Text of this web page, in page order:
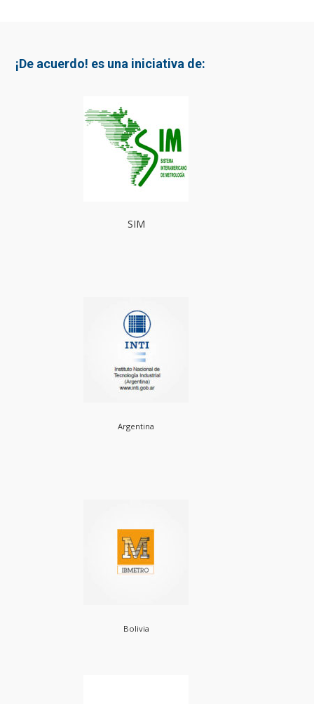
¡De acuerdo! es una iniciativa de:
SIM
Argentina
Bolivia